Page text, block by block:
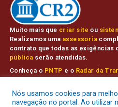
Muito mais que criar site ou
Realizamos uma assessoria
contrato que todas as exigências
pública serão atendidas.
Conheça o PNTP e o Radar da
Nós usamos cookies para
navegação no portal. Ao utilizar